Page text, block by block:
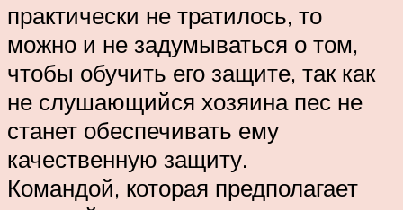
практически не тратилось, то
можно и не задумываться о том,
чтобы обучить его защите, так как
не слушающийся хозяина пес не
станет обеспечивать ему
качественную защиту.
Командой, которая предполагает